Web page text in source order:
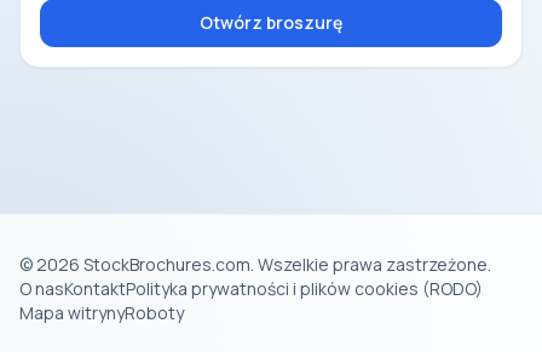
Otwórz broszurę
© 2026 StockBrochures.com. Wszelkie prawa zastrzeżone.
O nasKontaktPolityka prywatności i plików cookies (RODO)
Mapa witrynyRoboty